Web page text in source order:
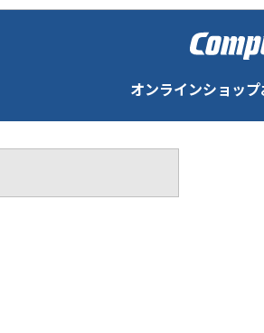
オンラインショッ